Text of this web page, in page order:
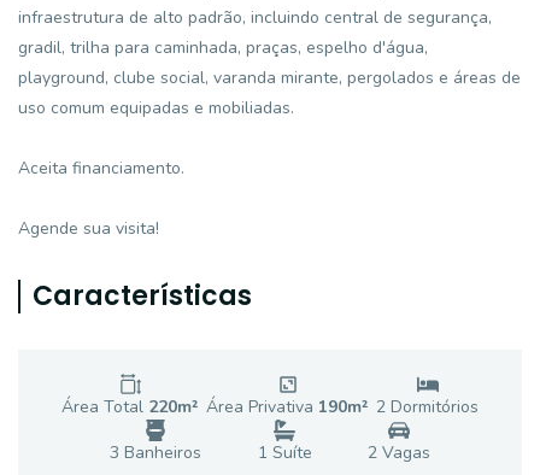
infraestrutura de alto padrão, incluindo central de segurança,
gradil, trilha para caminhada, praças, espelho d'água,
playground, clube social, varanda mirante, pergolados e áreas de
uso comum equipadas e mobiliadas.
Aceita financiamento.
Agende sua visita!
Características
Área Total 220m² Área Privativa 190m² 2 Dormitórios
3 Banheiros 1 Suíte 2Vagas